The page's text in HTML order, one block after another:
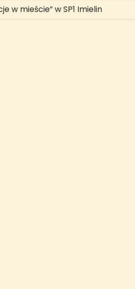
w mieście” w SP1 Imielin